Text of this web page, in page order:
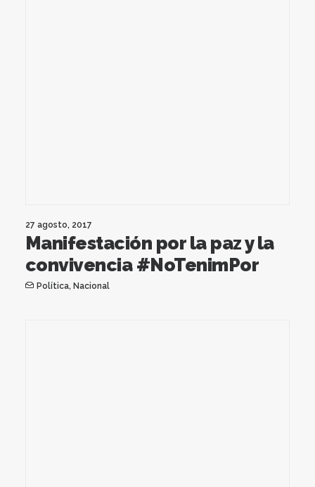
27 agosto, 2017
Manifestación por la paz y la
convivencia #NoTenimPor
Política, Nacional